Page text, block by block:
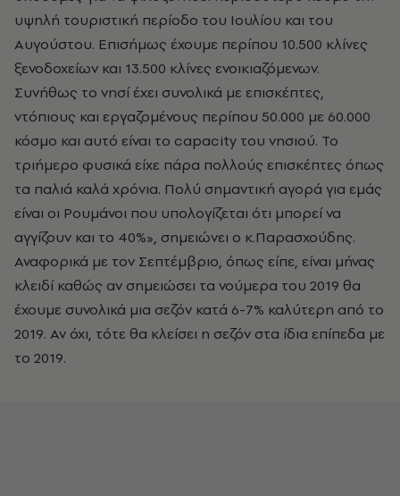
υψηλή τουριστική περίοδο του Ιουλίου και του
Αυγούστου. Επισήμως έχουμε περίπου 10.500 κλίνες
ξενοδοχείων και 13.500 κλίνες ενοικιαζόμενων.
Συνήθως το νησί έχει συνολικά με επισκέπτες,
ντόπιους και εργαζομένους περίπου 50.000 με 60.000
κόσμο και αυτό είναι το capacity του νησιού. Το
τριήμερο φυσικά είχε πάρα πολλούς επισκέπτες όπως
τα παλιά καλά χρόνια. Πολύ σημαντική αγορά για εμάς
είναι οι Ρουμάνοι που υπολογίζεται ότι μπορεί να
αγγίζουν και το 40%», σημειώνει ο κ.Παρασχούδης.
Αναφορικά με τον Σεπτέμβριο, όπως είπε, είναι μήνας
κλειδί καθώς αν σημειώσει τα νούμερα του 2019 θα
έχουμε συνολικά μια σεζόν κατά 6-7% καλύτερη από το
2019. Αν όχι, τότε θα κλείσει η σεζόν στα ίδια επίπεδα με
το 2019.